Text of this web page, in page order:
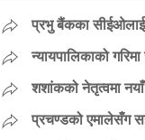
प्रभु बैंकका
न्यायपालिकाको
शशांकको नेतृत्वमा
प्रचण्डको एमालेसँग